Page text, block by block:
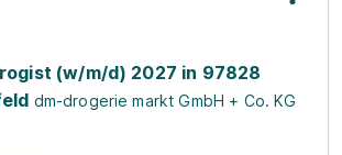
(w/m/d) 2027 in 97828
dm-drogerie markt GmbH + Co. KG